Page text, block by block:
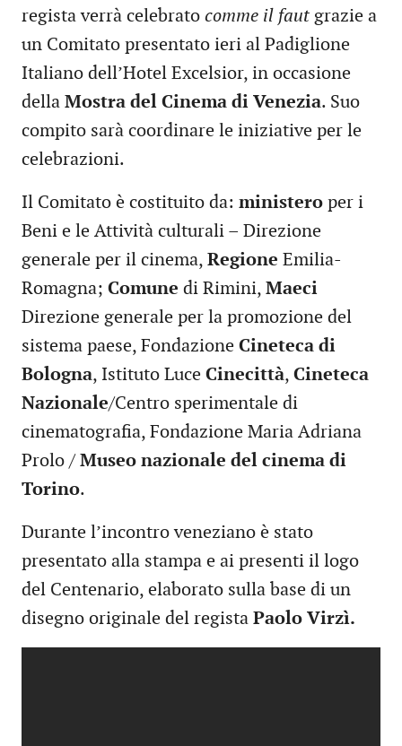
regista verrà celebrato comme il faut grazie a
un Comitato presentato ieri al Padiglione
Italiano dell’Hotel Excelsior, in occasione
della Mostra del Cinema di Venezia. Suo
compito sarà coordinare le iniziative per le
celebrazioni.
Il Comitato è costituito da: ministero per i
Beni e le Attività culturali – Direzione
generale per il cinema, Regione Emilia-
Romagna; Comune di Rimini, Maeci
Direzione generale per la promozione del
sistema paese, Fondazione Cineteca di
Bologna, Istituto Luce Cinecittà, Cineteca
Nazionale/Centro sperimentale di
cinematografia, Fondazione Maria Adriana
Prolo /Museo nazionale del cinema di
Torino.
Durante l’incontro veneziano è stato
presentato alla stampa e ai presenti il logo
del Centenario, elaborato sulla base di un
disegno originale del regista Paolo Virzì.